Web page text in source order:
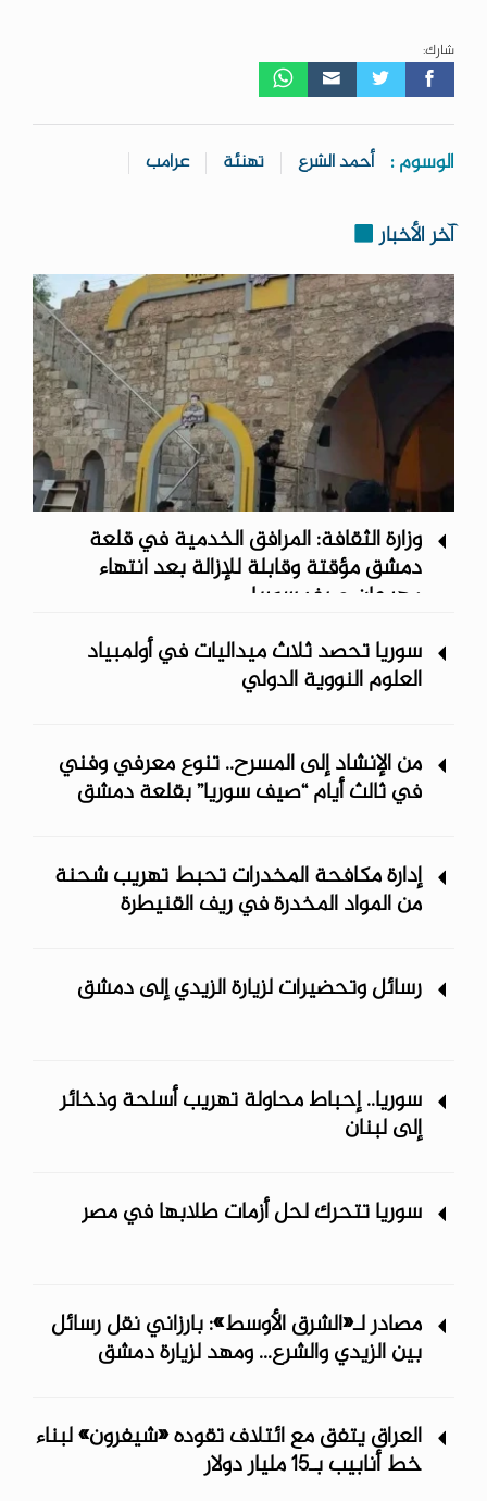
شارك:
الوسوم : أحمد الشرع تهنئة عرامب
آخر الأخبار
وزارة الثقافة: المرافق الخدمية في قلعة
دمشق مؤقتة وقابلة للإزالة بعد انتهاء
مهرجان صيف سوريا
سوريا تحصد ثلاث ميداليات في أولمبياد
العلوم النووية الدولي
من الإنشاد إلى المسرح.. تنوع معرفي وفني
في ثالث أيام “صيف سوريا” ‏بقلعة دمشق
إدارة مكافحة المخدرات تحبط تهريب شحنة
من المواد المخدرة في ريف ‏القنيطرة
رسائل وتحضيرات لزيارة الزيدي إلى دمشق
سوريا.. إحباط محاولة تهريب أسلحة وذخائر
إلى لبنان
سوريا تتحرك لحل أزمات طلابها في مصر
مصادر لـ«الشرق الأوسط»: بارزاني نقل رسائل
بين الزيدي والشرع... ومهد لزيارة دمشق
العراق يتفق مع ائتلاف تقوده «شيفرون» لبناء
خط أنابيب بـ15 مليار دولار